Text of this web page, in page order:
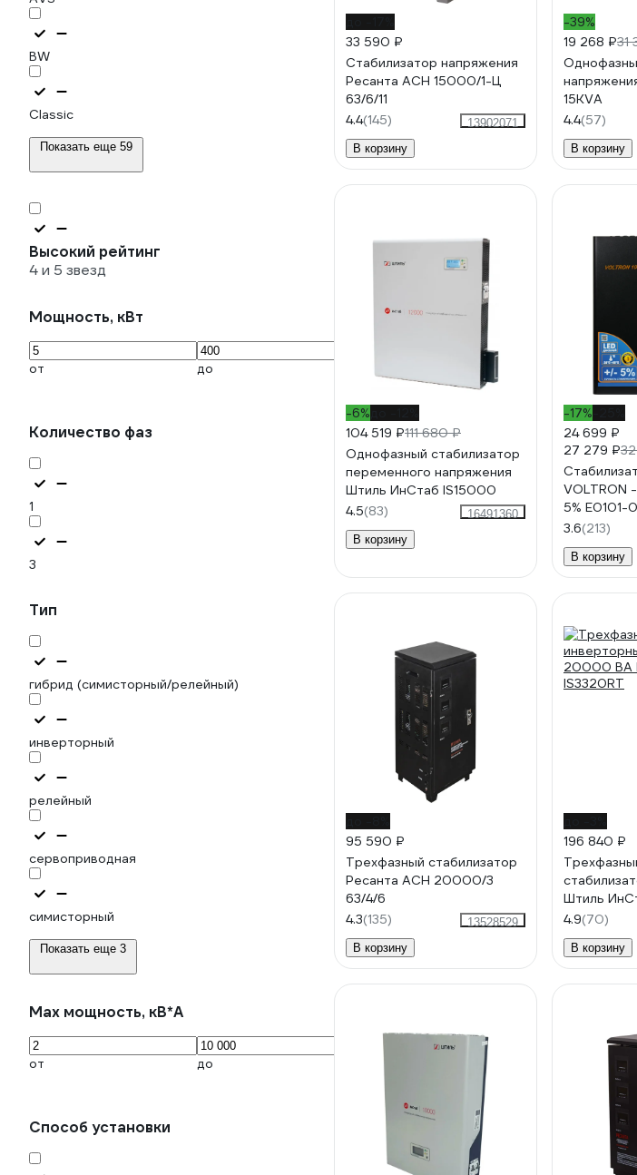
BW
Classic
Показать еще 59
Высокий рейтинг
4 и 5 звезд
Мощность, кВт
от до
Количество фаз
1
3
Тип
гибрид (симисторный/релейный)
инверторный
релейный
сервоприводная
симисторный
Показать еще 3
Max мощность, кВ*А
от до
Способ установки
33 590 ₽
Стабилизатор напряжения
Ресанта АСН 15000/1-Ц
63/6/11
4.4(145)
13902071
В корзину
-39%
19 268 ₽31
15KVA
4.4(57)
В корзину
-6%
104 519 ₽111 680 ₽
Однофазный стабилизатор
переменного напряжения
Штиль ИнСтаб IS15000
4.5(83)
16491360
В корзину
-17%
24 699 ₽
27 279 ₽
VOLTRON
5% Е0101-
3.6(213)
В корзину
95 590 ₽
Трехфазный стабилизатор
Ресанта АСН 20000/3
63/4/6
4.3(135)
13528529
В корзину
196 840 ₽
Штиль
4.9(70)
В корзину